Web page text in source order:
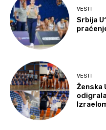
VESTI
Srbija
VESTI
Ženska